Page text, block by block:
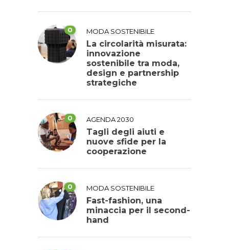
0 MODA SOSTENIBILE
La circolarità misurata:
innovazione
sostenibile tra moda,
design e partnership
strategiche
0 AGENDA 2030
Tagli degli aiuti e
nuove sfide per la
cooperazione
0 MODA SOSTENIBILE
Fast-fashion, una
minaccia per il second-
hand